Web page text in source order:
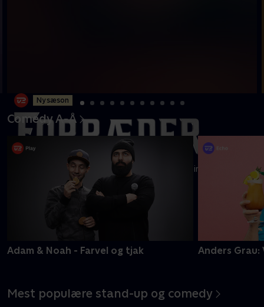
Ny sæson
19 kendte flytter ind på et helt nyt gods, hvor intet er, som
det plejer at være
Mere info
Comedy A-Å
Adam & Noah - Farvel og tjak Anders Grau:
Mest populære stand-up og comedy